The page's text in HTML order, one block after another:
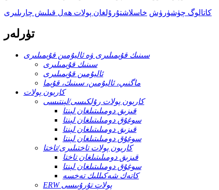
كاتالوگ چۈشۈرۈش خاسلاشتۇرۇلغان پولات ھەل قىلىش چارىلىرى
تۈرلەر
سىنىك قۇيمىلىرى ۋە ئاليۇمىن قۇيمىلىرى
سىنىك قۇيمىلىرى
ئاليۇمىن قۇيمىلىرى
ماگنىي، ئاليۇمىن، سىنىك، قۇيما
كاربون پولات
كاربون پولات رۇلكىسى/لېنتىسى
قىزىق دومىلىتىلغان لېنتا
سوغۇق دومىلىتىلغان لېنتا
قىزىق دومىلىتىلغان لېنتا
سوغۇق دومىلىتىلغان لېنتا
كاربون پولات تاختىلىرى/تاختا
قىزىق دومىلىتىلغان تاختا
سوغۇق دومىلىتىلغان لېنتا
كاتەك شەكىللىك تەخسە
ERW پولات تۇرۇبىسى